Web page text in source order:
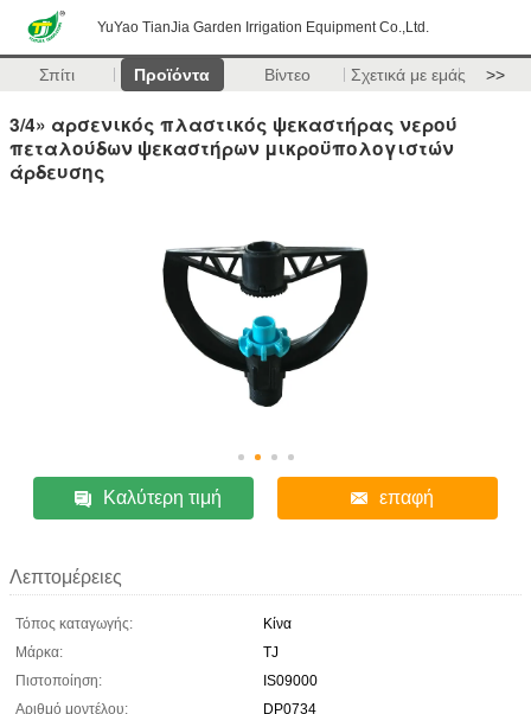
YuYao TianJia Garden Irrigation Equipment Co.,Ltd.
Σπίτι Προϊόντα Βίντεο Σχετικά με εμάς >>
3/4» αρσενικός πλαστικός ψεκαστήρας νερού
πεταλούδων ψεκαστήρων μικροϋπολογιστών
άρδευσης
Καλύτερη τιμή επαφή
Λεπτομέρειες
Τόπος καταγωγής:
Κίνα
Μάρκα:
TJ
Πιστοποίηση:
IS09000
Αριθμό μοντέλου:
DP0734